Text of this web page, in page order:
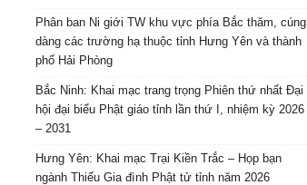
Phân ban Ni giới TW khu vực phía Bắc thăm, cúng
dàng các trường hạ thuộc tỉnh Hưng Yên và thành
phố Hải Phòng
Bắc Ninh: Khai mạc trang trọng Phiên thứ nhất Đại
hội đại biểu Phật giáo tỉnh lần thứ I, nhiệm kỳ 2026
– 2031
Hưng Yên: Khai mạc Trại Kiền Trắc – Họp bạn
ngành Thiếu Gia đình Phật tử tỉnh năm 2026